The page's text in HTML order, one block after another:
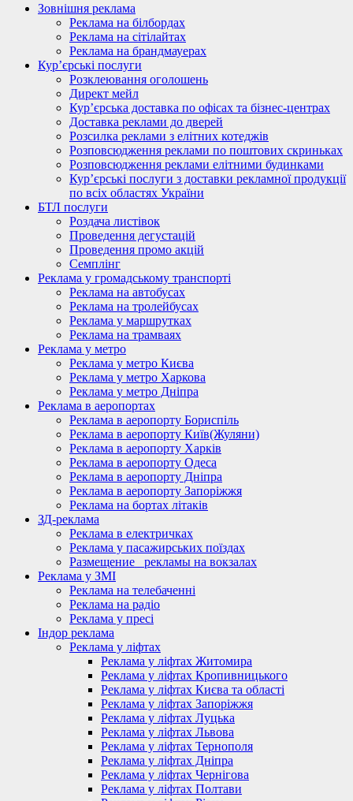
Зовнішня реклама
Реклама на білбордах
Реклама на сітілайтах
Реклама на брандмауерах
Кур’єрські послуги
Розклеювання оголошень
Директ мейл
Кур’єрська доставка по офісах та бізнес-центрах
Доставка реклами до дверей
Розсилка реклами з елітних котеджів
Розповсюдження реклами по поштових скриньках
Розповсюдження реклами елітними будинками
Кур’єрські послуги з доставки рекламної продукції
по всіх областях України
БТЛ послуги
Роздача листівок
Проведення дегустацій
Проведення промо акцій
Семплінг
Реклама у громадському транспорті
Реклама на автобусах
Реклама на тролейбусах
Реклама у маршрутках
Реклама на трамваях
Реклама у метро
Реклама у метро Києва
Реклама у метро Харкова
Реклама у метро Дніпра
Реклама в аеропортах
Реклама в аеропорту Бориспіль
Реклама в аеропорту Київ(Жуляни)
Реклама в аеропорту Харків
Реклама в аеропорту Одеса
Реклама в аеропорту Дніпра
Реклама в аеропорту Запоріжжя
Реклама на бортах літаків
ЗД-реклама
Реклама в електричках
Реклама у пасажирських поїздах
Размещение_ рекламы на вокзалах
Реклама у ЗМІ
Реклама на телебаченні
Реклама на радіо
Реклама у пресі
Індор реклама
Реклама у ліфтах
Реклама у ліфтах Житомира
Реклама у ліфтах Кропивницького
Реклама у ліфтах Києва та області
Реклама у ліфтах Запоріжжя
Реклама у ліфтах Луцька
Реклама у ліфтах Львова
Реклама у ліфтах Тернополя
Реклама у ліфтах Дніпра
Реклама у ліфтах Чернігова
Реклама у ліфтах Полтави